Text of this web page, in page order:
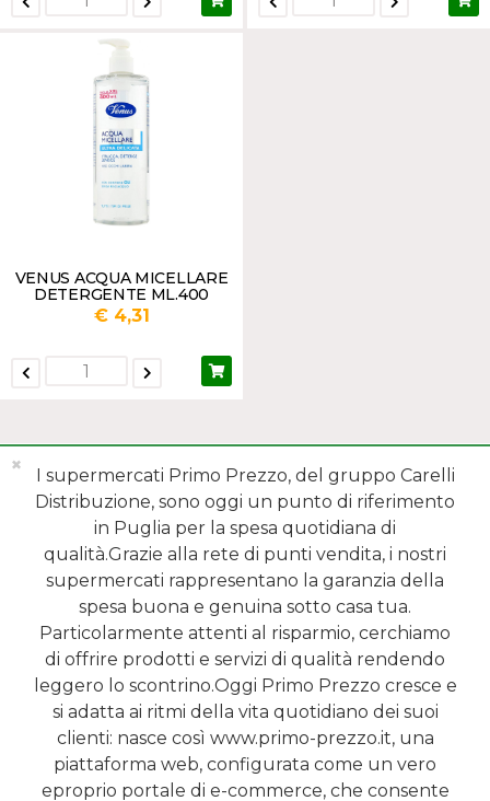
VENUS ACQUA MICELLARE
DETERGENTE ML.400
€ 4,31
MENÙ
REPARTI
SHOP ONLINE
SERVIZI
NEWSLETTER
I supermercati Primo Prezzo, del gruppo Carelli
Distribuzione, sono oggi un punto di riferimento
in Puglia per la spesa quotidiana di
qualità.Grazie alla rete di punti vendita, i nostri
supermercati rappresentano la garanzia della
spesa buona e genuina sotto casa tua.
Particolarmente attenti al risparmio, cerchiamo
di offrire prodotti e servizi di qualità rendendo
leggero lo scontrino.Oggi Primo Prezzo cresce e
si adatta ai ritmi della vita quotidiano dei suoi
clienti: nasce così www.primo-prezzo.it, una
piattaforma web, configurata come un vero
eproprio portale di e-commerce, che consente
✖